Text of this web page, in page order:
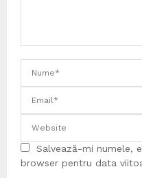
Salvează-mi numele,
browser pentru data